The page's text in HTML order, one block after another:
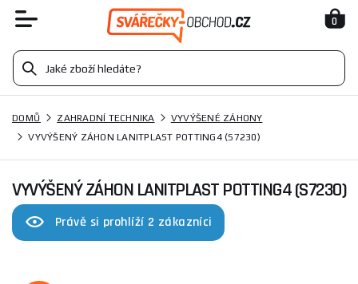
0
DOMŮ ZAHRADNÍ TECHNIKA
VYVÝŠENÉ ZÁHONY
VYVÝŠENÝ ZÁHON LANITPLAST POTTING4 (S7230)
VYVÝŠENÝ ZÁHON LANITPLAST POTTING4 (S7230)
Právě si prohlíží 2 zákazníci